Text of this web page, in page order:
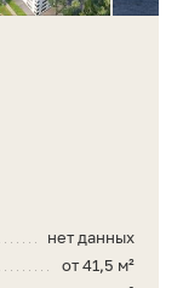
нет данных
от 41,5 м²